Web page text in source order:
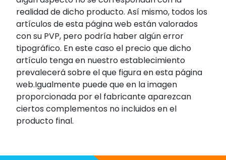
realidad de dicho producto. Así mismo, todos los
artículos de esta página web están valorados
con su PVP, pero podría haber algún error
tipográfico. En este caso el precio que dicho
artículo tenga en nuestro establecimiento
prevalecerá sobre el que figura en esta página
web.Igualmente puede que en la imagen
proporcionada por el fabricante aparezcan
ciertos complementos no incluidos en el
producto final.